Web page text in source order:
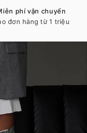
phí vận chuyển
đơn hàng từ 1 triệu